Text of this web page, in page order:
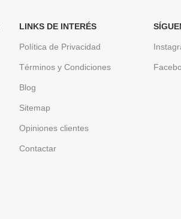
LINKS DE INTERÉS
Política de Privacidad
Términos y Condiciones
Blog
Sitemap
Opiniones clientes
Contactar